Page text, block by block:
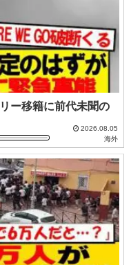
ー移籍に前代未聞の
2026.08.05
海外